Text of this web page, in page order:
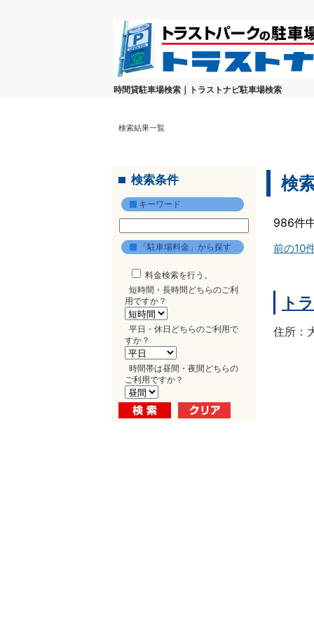
時間貸駐車場検索｜トラストナビ駐車場検索
検索結果一覧
検索条件
キーワード
「駐車場料金」から探す
料金検索を行う。
短時間・長時間どちらのご利
用ですか？
平日・休日どちらのご利用で
すか？
時間帯は昼間・夜間どちらの
ご利用ですか？
検
986件
前の10
ト
住所：